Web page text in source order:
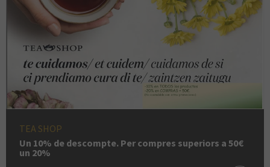
TEA SHOP
Un 10% de descompte. Per compres superiors a 50€
un 20%